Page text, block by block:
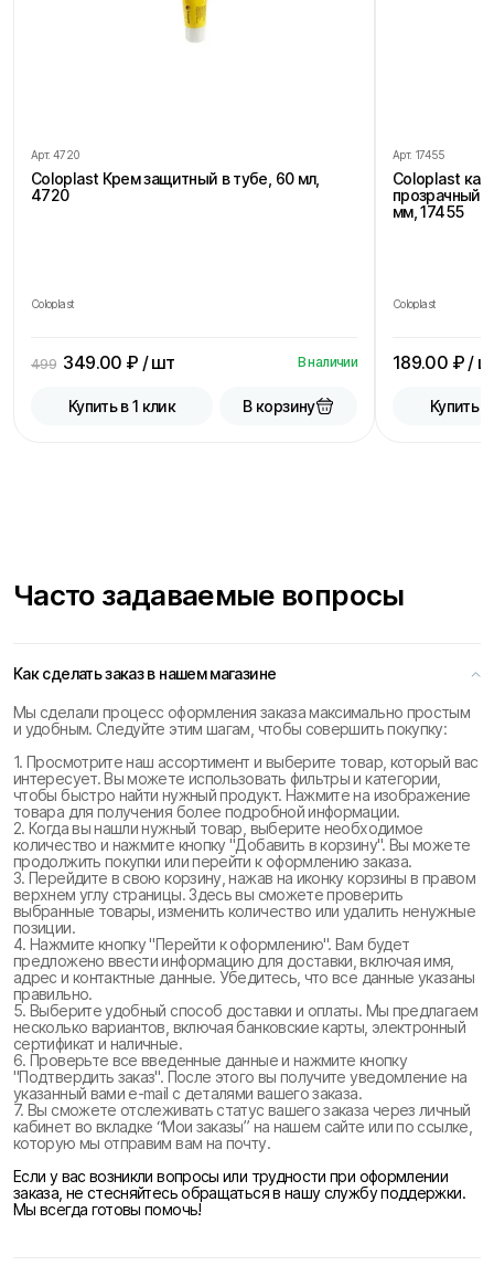
Арт. 4720
Coloplast Крем защитный в тубе, 60 мл,
4720
Coloplast
499 349.00 ₽ / шт В наличии
Купить в 1 клик В корзину
Арт. 17455
Coloplast
прозрачный,
мм, 17455
Coloplast
189.00 ₽ /
Купить в
Часто задаваемые вопросы
Как сделать заказ в нашем магазине
Мы сделали процесс оформления заказа максимально простым
и удобным. Следуйте этим шагам, чтобы совершить покупку:
1. Просмотрите наш ассортимент и выберите товар, который вас
интересует. Вы можете использовать фильтры и категории,
чтобы быстро найти нужный продукт. Нажмите на изображение
товара для получения более подробной информации.
2. Когда вы нашли нужный товар, выберите необходимое
количество и нажмите кнопку "Добавить в корзину". Вы можете
продолжить покупки или перейти к оформлению заказа.
3. Перейдите в свою корзину, нажав на иконку корзины в правом
верхнем углу страницы. Здесь вы сможете проверить
выбранные товары, изменить количество или удалить ненужные
позиции.
4. Нажмите кнопку "Перейти к оформлению". Вам будет
предложено ввести информацию для доставки, включая имя,
адрес и контактные данные. Убедитесь, что все данные указаны
правильно.
5. Выберите удобный способ доставки и оплаты. Мы предлагаем
несколько вариантов, включая банковские карты, электронный
сертификат и наличные.
6. Проверьте все введенные данные и нажмите кнопку
"Подтвердить заказ". После этого вы получите уведомление на
указанный вами e-mail с деталями вашего заказа.
7. Вы сможете отслеживать статус вашего заказа через личный
кабинет во вкладке “Мои заказы” на нашем сайте или по ссылке,
которую мы отправим вам на почту.
Если у вас возникли вопросы или трудности при оформлении
заказа, не стесняйтесь обращаться в нашу службу поддержки.
Мы всегда готовы помочь!